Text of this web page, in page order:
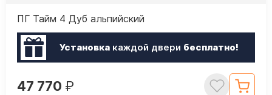
ПГ Тайм 4 Дуб альпийский
Установкакаждой двери бесплатно!
47 770 ₽